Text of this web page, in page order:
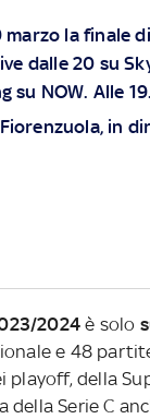
la finale
dalle 20 su
su NOW. Alle
in
2024 è solo
e 48
playoff, della
Serie C